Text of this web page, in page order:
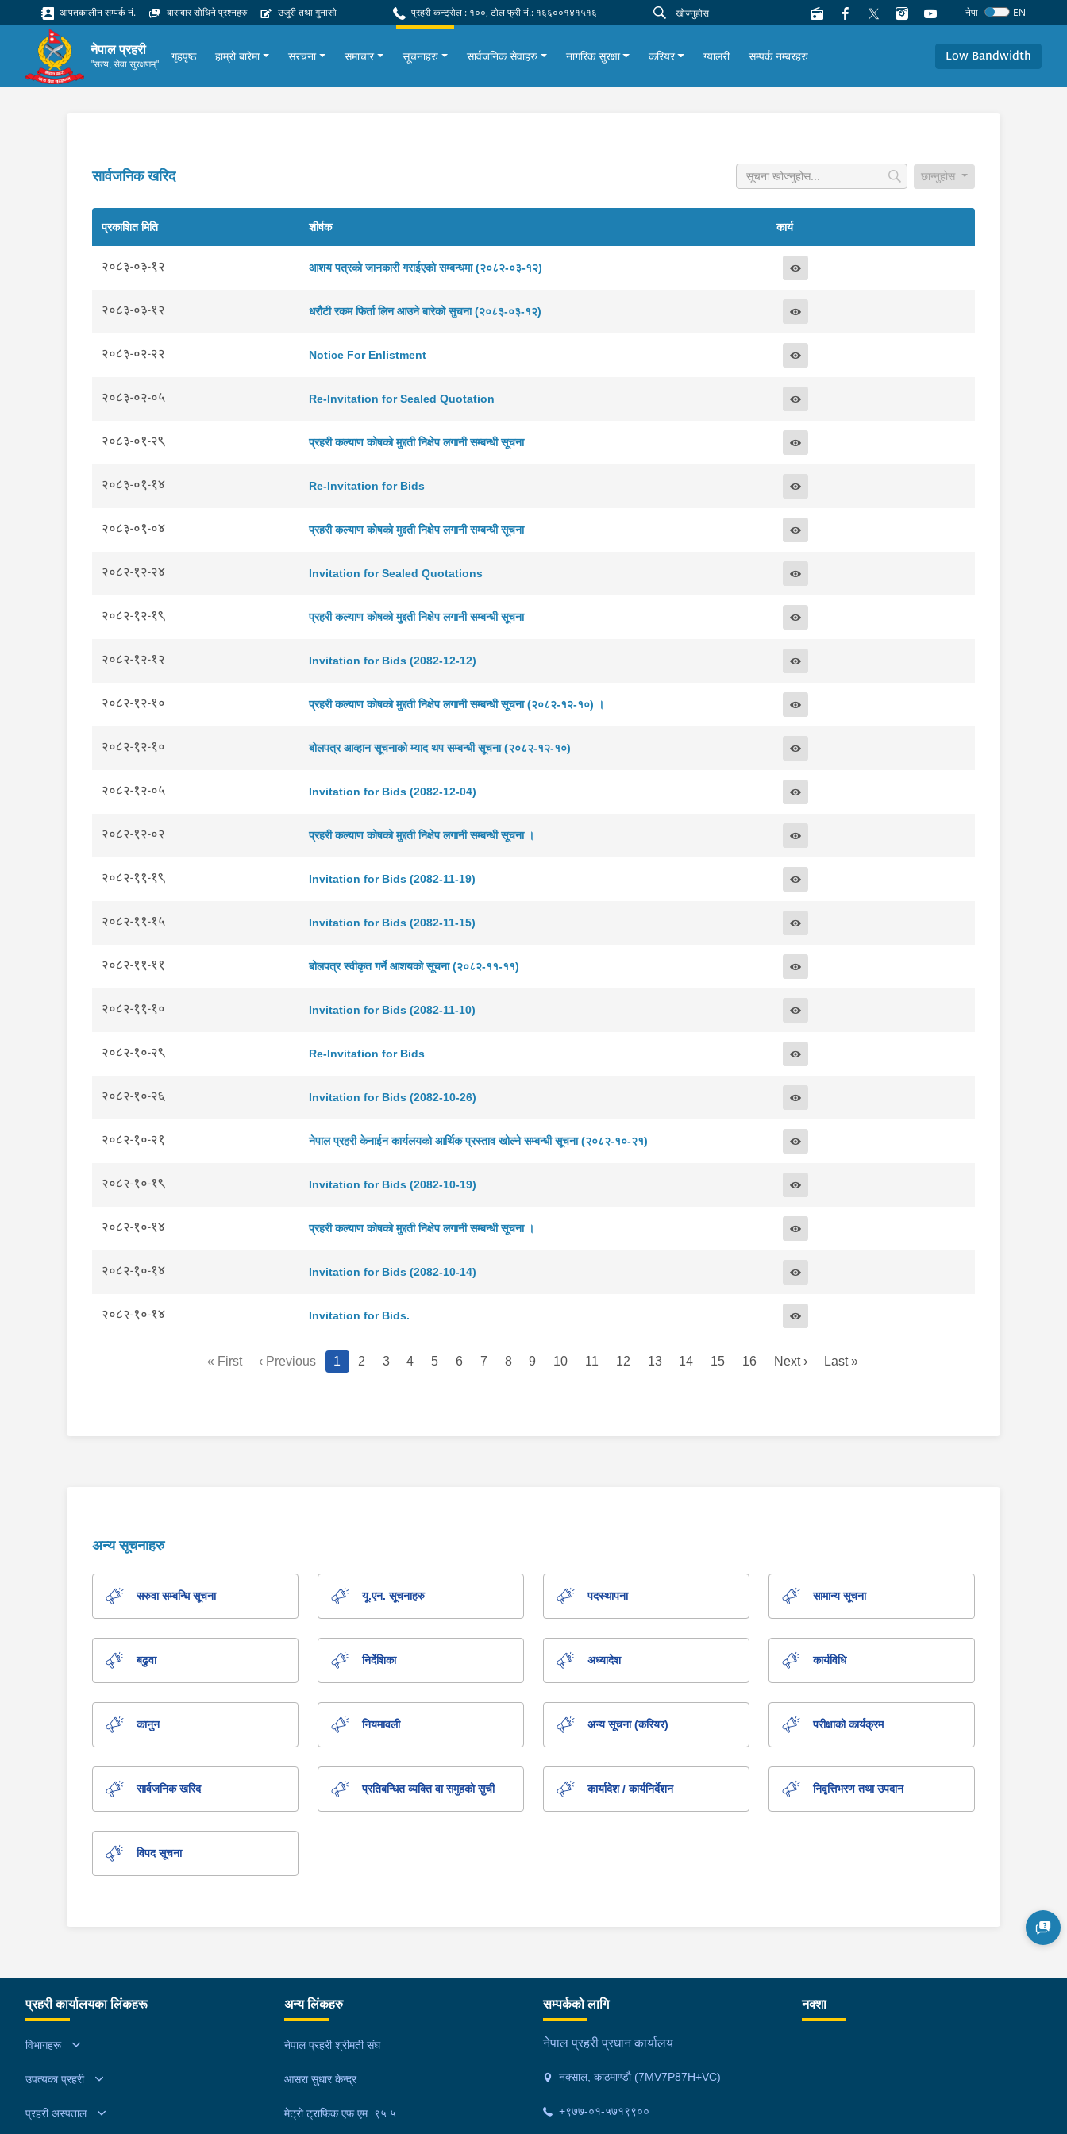
आपतकालीन सम्पर्क नं. बारम्बार सोधिने प्रश्नहरु उजुरी तथा गुनासो प्रहरी कन्ट्रोल : १००, टोल फ्री नं.: १६६००१४१५१६ नेपा EN
नेपाल प्रहरी
"सत्य, सेवा सुरक्षणम्"
गृहपृष्ठ हाम्रो बारेमा संरचना समाचार सूचनाहरु सार्वजनिक सेवाहरु नागरिक सुरक्षा करियर ग्यालरी सम्पर्क नम्बरहरु Low Bandwidth
सार्वजनिक खरिद छान्नुहोस
प्रकाशित मिति शीर्षक कार्य
२०८३-०३-१२ आशय पत्रको जानकारी गराईएको सम्बन्धमा (२०८२-०३-१२)
२०८३-०३-१२ धरौटी रकम फिर्ता लिन आउने बारेको सुचना (२०८३-०३-१२)
२०८३-०२-२२ Notice For Enlistment
२०८३-०२-०५ Re-Invitation for Sealed Quotation
२०८३-०१-२९ प्रहरी कल्याण कोषको मुद्दती निक्षेप लगानी सम्बन्धी सूचना
२०८३-०१-१४ Re-Invitation for Bids
२०८३-०१-०४ प्रहरी कल्याण कोषको मुद्दती निक्षेप लगानी सम्बन्धी सूचना
२०८२-१२-२४ Invitation for Sealed Quotations
२०८२-१२-१९ प्रहरी कल्याण कोषको मुद्दती निक्षेप लगानी सम्बन्धी सूचना
२०८२-१२-१२ Invitation for Bids (2082-12-12)
२०८२-१२-१० प्रहरी कल्याण कोषको मुद्दती निक्षेप लगानी सम्बन्धी सूचना (२०८२-१२-१०) ।
२०८२-१२-१० बोलपत्र आव्हान सूचनाको म्याद थप सम्बन्धी सूचना (२०८२-१२-१०)
२०८२-१२-०५ Invitation for Bids (2082-12-04)
२०८२-१२-०२ प्रहरी कल्याण कोषको मुद्दती निक्षेप लगानी सम्बन्धी सूचना ।
२०८२-११-१९ Invitation for Bids (2082-11-19)
२०८२-११-१५ Invitation for Bids (2082-11-15)
२०८२-११-११ बोलपत्र स्वीकृत गर्ने आशयको सूचना (२०८२-११-११)
२०८२-११-१० Invitation for Bids (2082-11-10)
२०८२-१०-२९ Re-Invitation for Bids
२०८२-१०-२६ Invitation for Bids (2082-10-26)
२०८२-१०-२१ नेपाल प्रहरी केनाईन कार्यलयको आर्थिक प्रस्ताव खोल्ने सम्बन्धी सूचना (२०८२-१०-२१)
२०८२-१०-१९ Invitation for Bids (2082-10-19)
२०८२-१०-१४ प्रहरी कल्याण कोषको मुद्दती निक्षेप लगानी सम्बन्धी सूचना ।
२०८२-१०-१४ Invitation for Bids (2082-10-14)
२०८२-१०-१४ Invitation for Bids.
« First ‹ Previous 1 2 3 4 5 6 7 8 9 10 11 12 13 14 15 16 Next › Last »
अन्य सूचनाहरु
सरुवा सम्बन्धि सूचना यू.एन. सूचनाहरु पदस्थापना सामान्य सूचना
बढुवा निर्देशिका अध्यादेश कार्यविधि
कानुन नियमावली अन्य सूचना (करियर) परीक्षाको कार्यक्रम
सार्वजनिक खरिद प्रतिबन्धित व्यक्ति वा समुहको सुची कार्यादेश / कार्यनिर्देशन निवृत्तिभरण तथा उपदान
विपद सूचना
प्रहरी कार्यालयका लिंकहरू
विभागहरू
उपत्यका प्रहरी
प्रहरी अस्पताल
अन्य लिंकहरु
नेपाल प्रहरी श्रीमती संघ
आसरा सुधार केन्द्र
मेट्रो ट्राफिक एफ.एम. ९५.५
सम्पर्कको लागि
नेपाल प्रहरी प्रधान कार्यालय
नक्साल, काठमाण्डौ (7MV7P87H+VC)
+९७७-०१-५७१९९००
नक्शा